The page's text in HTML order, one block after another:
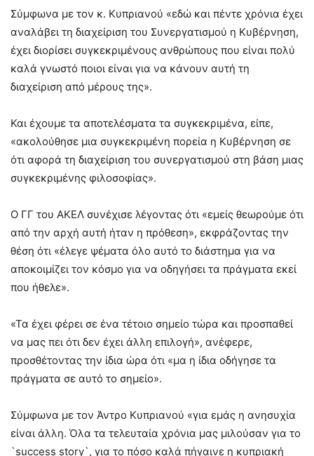
Σύμφωνα με τον κ. Κυπριανού «εδώ και πέντε χρόνια έχει
αναλάβει τη διαχείριση του Συνεργατισμού η Κυβέρνηση,
έχει διορίσει συγκεκριμένους ανθρώπους που είναι πολύ
καλά γνωστό ποιοι είναι για να κάνουν αυτή τη
διαχείριση από μέρους της».
Και έχουμε τα αποτελέσματα τα συγκεκριμένα, είπε,
«ακολούθησε μια συγκεκριμένη πορεία η Κυβέρνηση σε
ότι αφορά τη διαχείριση του συνεργατισμού στη βάση μιας
συγκεκριμένης φιλοσοφίας».
Ο ΓΓ του ΑΚΕΛ συνέχισε λέγοντας ότι «εμείς θεωρούμε ότι
από την αρχή αυτή ήταν η πρόθεση», εκφράζοντας την
θέση ότι «έλεγε ψέματα όλο αυτό το διάστημα για να
αποκοιμίζει τον κόσμο για να οδηγήσει τα πράγματα εκεί
που ήθελε».
«Τα έχει φέρει σε ένα τέτοιο σημείο τώρα και προσπαθεί
να μας πει ότι δεν έχει άλλη επιλογή», ανέφερε,
προσθέτοντας την ίδια ώρα ότι «μα η ίδια οδήγησε τα
πράγματα σε αυτό το σημείο».
Σύμφωνα με τον Άντρο Κυπριανού «για εμάς η ανησυχία
είναι άλλη. Όλα τα τελευταία χρόνια μας μιλούσαν για το
`success story`, για το πόσο καλά πήγαινε η κυπριακή